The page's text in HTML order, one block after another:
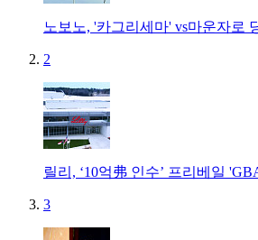
노보노, '카그리세마' vs마운자로
2
릴리, ‘10억弗 인수’ 프리베일
3